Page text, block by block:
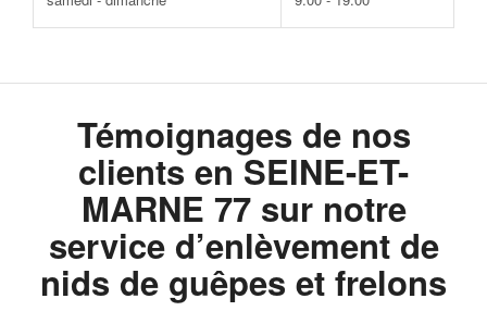
Témoignages de nos
clients en SEINE-ET-
MARNE 77 sur notre
service d’enlèvement de
nids de guêpes et frelons